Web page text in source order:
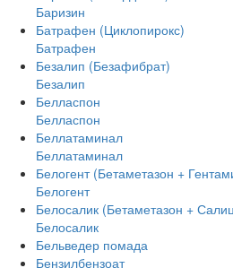
Баризин
Батрафен (Циклопирокс)
Батрафен
Безалип (Безафибрат)
Безалип
Белласпон
Белласпон
Беллатаминал
Беллатаминал
Белогент (Бетаметазон +
Белогент
Белосалик (Бетаметазон +
Белосалик
Бельведер помада
Бензилбензоат